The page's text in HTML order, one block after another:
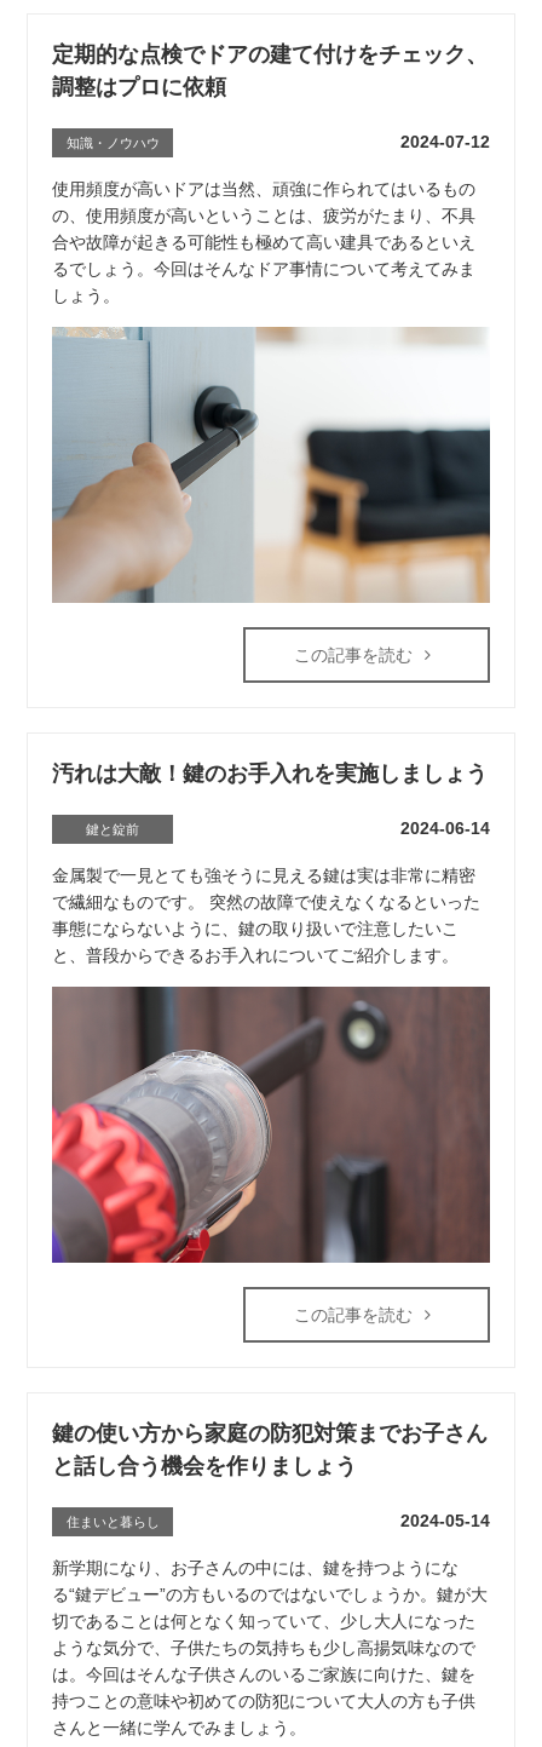
定期的な点検でドアの建て付けをチェック、
調整はプロに依頼
知識・ノウハウ 2024-07-12
使用頻度が高いドアは当然、頑強に作られてはいるもの
の、使用頻度が高いということは、疲労がたまり、不具
合や故障が起きる可能性も極めて高い建具であるといえ
るでしょう。今回はそんなドア事情について考えてみま
しょう。
この記事を読む
汚れは大敵！鍵のお手入れを実施しましょう
鍵と錠前 2024-06-14
金属製で一見とても強そうに見える鍵は実は非常に精密
で繊細なものです。 突然の故障で使えなくなるといった
事態にならないように、鍵の取り扱いで注意したいこ
と、普段からできるお手入れについてご紹介します。
この記事を読む
鍵の使い方から家庭の防犯対策までお子さん
と話し合う機会を作りましょう
住まいと暮らし 2024-05-14
新学期になり、お子さんの中には、鍵を持つようにな
る“鍵デビュー”の方もいるのではないでしょうか。鍵が大
切であることは何となく知っていて、少し大人になった
ような気分で、子供たちの気持ちも少し高揚気味なので
は。今回はそんな子供さんのいるご家族に向けた、鍵を
持つことの意味や初めての防犯について大人の方も子供
さんと一緒に学んでみましょう。